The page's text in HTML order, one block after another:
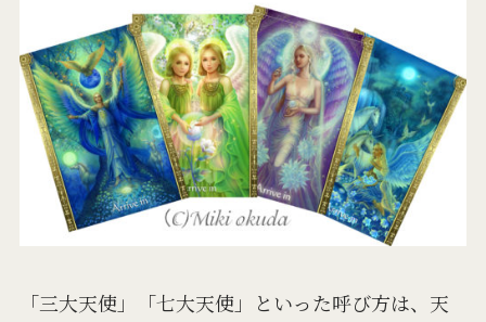
「三大天使」「七大天使」といった呼び方は、天